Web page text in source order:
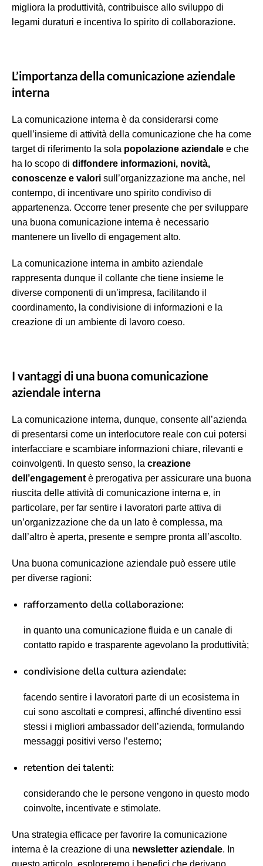
migliora la produttività, contribuisce allo sviluppo di
legami duraturi e incentiva lo spirito di collaborazione.
L’importanza della comunicazione aziendale
interna
La comunicazione interna è da considerarsi come
quell’insieme di attività della comunicazione che ha come
target di riferimento la sola popolazione aziendale e che
ha lo scopo di diffondere informazioni, novità,
conoscenze e valori sull’organizzazione ma anche, nel
contempo, di incentivare uno spirito condiviso di
appartenenza. Occorre tener presente che per sviluppare
una buona comunicazione interna è necessario
mantenere un livello di engagement alto.
La comunicazione interna in ambito aziendale
rappresenta dunque il collante che tiene insieme le
diverse componenti di un’impresa, facilitando il
coordinamento, la condivisione di informazioni e la
creazione di un ambiente di lavoro coeso.
I vantaggi di una buona comunicazione
aziendale interna
La comunicazione interna, dunque, consente all’azienda
di presentarsi come un interlocutore reale con cui potersi
interfacciare e scambiare informazioni chiare, rilevanti e
coinvolgenti. In questo senso, la creazione
dell’engagement è prerogativa per assicurare una buona
riuscita delle attività di comunicazione interna e, in
particolare, per far sentire i lavoratori parte attiva di
un’organizzazione che da un lato è complessa, ma
dall’altro è aperta, presente e sempre pronta all’ascolto.
Una buona comunicazione aziendale può essere utile
per diverse ragioni:
rafforzamento della collaborazione:
in quanto una comunicazione fluida e un canale di
contatto rapido e trasparente agevolano la produttività;
condivisione della cultura aziendale:
facendo sentire i lavoratori parte di un ecosistema in
cui sono ascoltati e compresi, affinché diventino essi
stessi i migliori ambassador dell’azienda, formulando
messaggi positivi verso l’esterno;
retention dei talenti:
considerando che le persone vengono in questo modo
coinvolte, incentivate e stimolate.
Una strategia efficace per favorire la comunicazione
interna è la creazione di una newsletter aziendale. In
questo articolo, esploreremo i benefici che derivano